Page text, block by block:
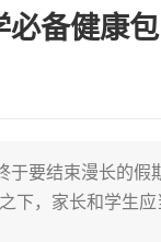
必备健康包
要结束漫长的假
下，家长和学生